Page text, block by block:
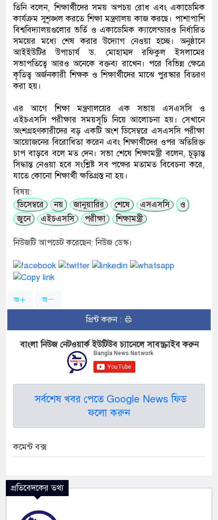
তিনি বলেন, শিক্ষার্থীদের সময় অপচয় রোধ এবং একাডেমিক
কার্যক্রম সুশৃঙ্খল করতে শিক্ষা মন্ত্রণালয় কাজ করছে। পাশাপাশি
বিশ্ববিদ্যালয়গুলোর ভর্তি ও একাডেমিক ক্যালেন্ডারও নির্ধারিত
সময়ের মধ্যে শেষ করার উদ্যোগ নেওয়া হচ্ছে। অনুষ্ঠানে
আইইউটির উপাচার্য ড. মোহাম্মদ রফিকুল ইসলামের
সভাপতিত্বে আরও অনেকে বক্তব্য রাখেন। পরে বিভিন্ন ক্ষেত্রে
কৃতিত্ব অর্জনকারী শিক্ষক ও শিক্ষার্থীদের মাঝে পুরস্কার বিতরণ
করা হয়।
এর আগে শিক্ষা মন্ত্রণালয়ের এক সভায় এসএসসি ও
এইচএসসি পরীক্ষার সময়সূচি নিয়ে আলোচনা হয়। সেখানে
অংশগ্রহণকারীদের বড় একটি অংশ ডিসেম্বরে এসএসসি পরীক্ষা
আয়োজনের বিরোধিতা করেন এবং শিক্ষার্থীদের ওপর অতিরিক্ত
চাপ বাড়বে বলে মত দেন। সভা শেষে শিক্ষামন্ত্রী বলেন, চূড়ান্ত
সিদ্ধান্ত নেওয়া হবে সংশ্লিষ্ট সব পক্ষের মতামত বিবেচনা করে,
যাতে কোনো শিক্ষার্থী ক্ষতিগ্রস্ত না হয়।
বিষয়:
ডিসেম্বরে
নয় জানুয়ারির শেষে এসএসসি
ও
জুনে
এইচএসসি পরীক্ষা শিক্ষামন্ত্রী
নিউজটি আপডেট করেছেন: নিউজ ডেস্ক।
অ অ
প্রিন্ট করুন :
বাংলা নিউজ নেটওয়ার্ক ইউটিউব চ্যানেলে সাবস্ক্রাইব করুন
সর্বশেষ খবর পেতে Google News ফিড
ফলো করুন
কমেন্ট বক্স
প্রতিবেদকের তথ্য